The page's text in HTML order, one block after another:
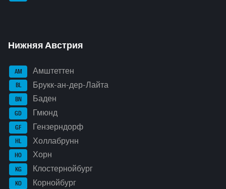
Нижняя Австрия
AM Амштеттен
BL Брукк-ан-дер-Лайта
BN Баден
GD Гмюнд
GF Гензерндорф
HL Холлабрунн
HO Хорн
KG Клостернойбург
KO Корнойбург